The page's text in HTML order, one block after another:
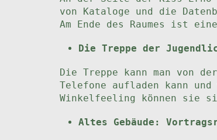
von Kataloge und die
Am Ende des Raumes ist
Die Treppe der
Die Treppe kann man von
Telefone aufladen kann
Winkelfeeling können sie
Altes Gebäude: